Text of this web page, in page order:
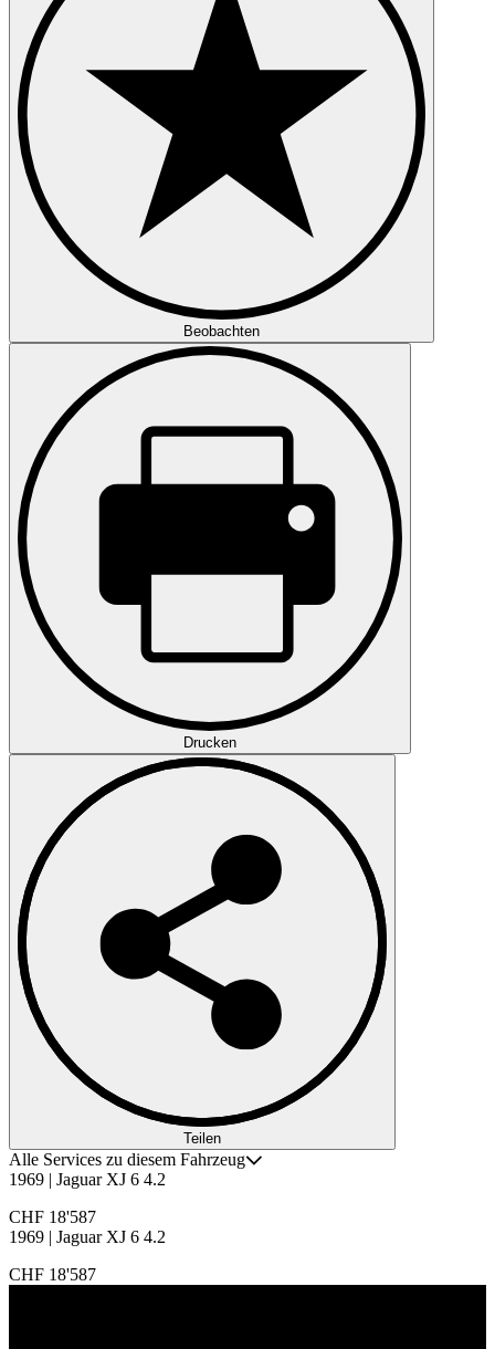
Beobachten
Drucken
Teilen
Alle Services zu diesem Fahrzeug
1969 | Jaguar XJ 6 4.2
CHF 18'587
1969 | Jaguar XJ 6 4.2
CHF 18'587